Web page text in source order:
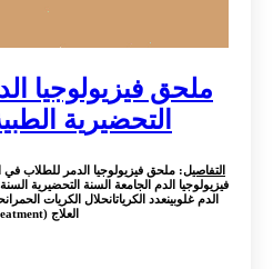
ملحق فيزيولوجيا
التحضيرية
التفاصيل: ملحق فيزيولوجيا الدمر للطلاب
فيزيولوجيا الدم الجامعة السنة التحضيرية
الدم غلوبينعدد الكرياتانحلال الكريات
العلاج (Treatment) ...